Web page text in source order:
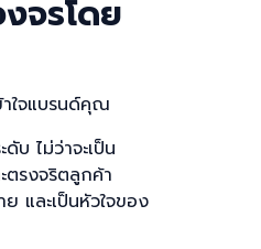
จรโดย
ใจแบรนด์คุณ
บ ไม่ว่าจะเป็น
ตรงจริตลูกค้า
และเป็นหัวใจของ